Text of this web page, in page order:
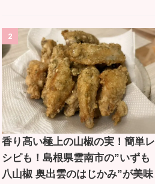
2
香り高い極上の山椒の実！簡単レ
シピも！島根県雲南市の”いずも
八山椒 奥出雲のはじかみ”が美味